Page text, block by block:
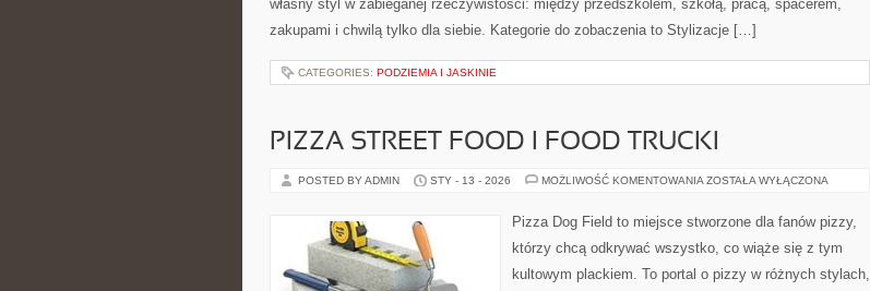
własny styl w zabieganej rzeczywistości: między przedszkolem, szkołą, pracą, spacerem,
zakupami i chwilą tylko dla siebie. Kategorie do zobaczenia to Stylizacje […]
CATEGORIES: PODZIEMIA I JASKINIE
PIZZA STREET FOOD I FOOD TRUCKI
POSTED BY ADMIN STY - 13 - 2026 MOŻLIWOŚĆ KOMENTOWANIA PIZZA
FOOD
ZOSTAŁA WYŁĄCZONA
Pizza Dog Field to miejsce stworzone dla fanów pizzy,
którzy chcą odkrywać wszystko, co wiąże się z tym
kultowym plackiem. To portal o pizzy w różnych stylach,